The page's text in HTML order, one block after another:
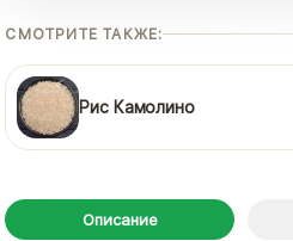
СМОТРИТЕ ТАКЖЕ:
Рис Камолино
Описание